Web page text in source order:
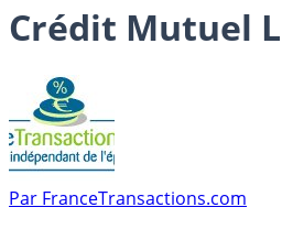
Crédit Mutuel
Par FranceTransactions.com